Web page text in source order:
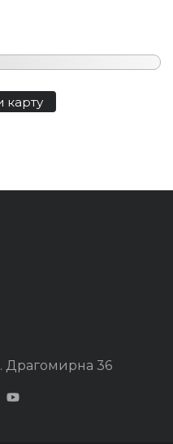
карту
Драгомирна 36